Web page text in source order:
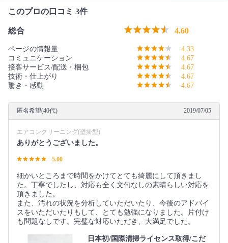
このプロの口コミ 3件
総合 4.60
ページの情報量
4.33
コミュニケーション
4.67
接客サービス/配送・梱包
4.67
技術・仕上がり
4.67
驚き・感動
4.67
匿名希望(40代) 2019/07/05
エアコンクリーニング(壁掛型)
ありがとうございました。
5.00
細かいところまで時間をかけてとても綺麗にして頂きまし
た。丁寧でしたし、対応も全く文句なしの素晴らしい対応を
頂きました。
また、汚れの状況を分析していただいたり、今後のアドバイ
スをいただいたりもして、とても勉強になりました。片付け
も問題なしです。完璧な対応いただき、大満足でした。
日本初/国際清掃ライセンス取得/こだ